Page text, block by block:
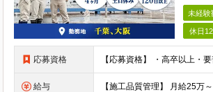
未経験
休日
応募資格
給与